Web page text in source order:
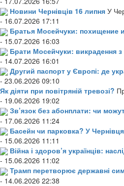
Новини Чернівців 16 липня У
- 16.07.2026 17:11
Братья Мосейчуки: похищение
- 15.07.2026 16:03
Брати Мосейчуки: викрадення
- 14.07.2026 16:01
Другий паспорт у Європі: де
- 23.06.2026 09:10
Як діяти при повітряній тревозі?
- 19.06.2026 19:02
Зв’язок без абонплати: чи
- 17.06.2026 11:24
Басейн чи парковка? У
- 15.06.2026 11:11
Війна і здоров’я українців:
- 15.06.2026 11:02
Трамп перетворює державні
- 14.06.2026 22:38